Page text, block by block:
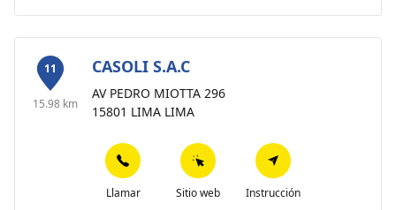
11
15.98 km
CASOLI S.A.C
AV PEDRO MIOTTA 296
15801 LIMA LIMA
Llamar Sitio web Instrucción